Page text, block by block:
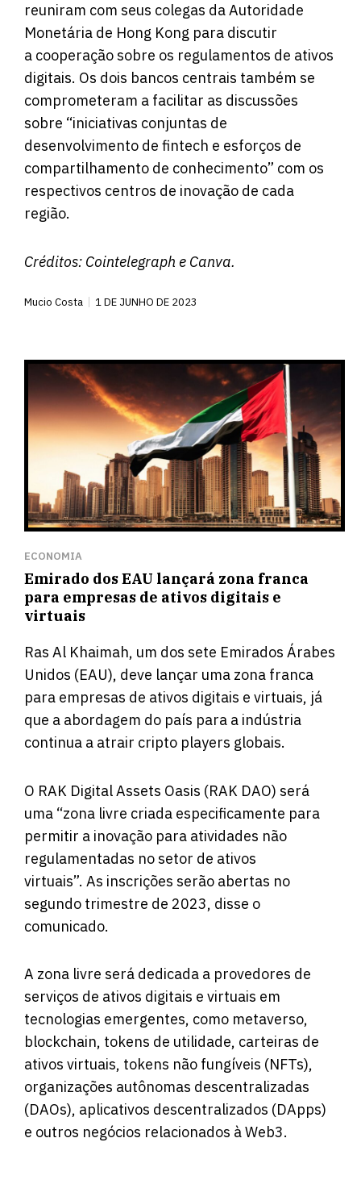
reuniram com seus colegas da Autoridade
Monetária de Hong Kong para discutir
a cooperação sobre os regulamentos de ativos
digitais. Os dois bancos centrais também se
comprometeram a facilitar as discussões
sobre “iniciativas conjuntas de
desenvolvimento de fintech e esforços de
compartilhamento de conhecimento” com os
respectivos centros de inovação de cada
região.
Créditos: Cointelegraph e Canva.
Mucio Costa 1 DE JUNHO DE 2023
ECONOMIA
Emirado dos EAU lançará zona franca
para empresas de ativos digitais e
virtuais
Ras Al Khaimah, um dos sete Emirados Árabes
Unidos (EAU), deve lançar uma zona franca
para empresas de ativos digitais e virtuais, já
que a abordagem do país para a indústria
continua a atrair cripto players globais.
O RAK Digital Assets Oasis (RAK DAO) será
uma “zona livre criada especificamente para
permitir a inovação para atividades não
regulamentadas no setor de ativos
virtuais”. As inscrições serão abertas no
segundo trimestre de 2023, disse o
comunicado.
A zona livre será dedicada a provedores de
serviços de ativos digitais e virtuais em
tecnologias emergentes, como metaverso,
blockchain, tokens de utilidade, carteiras de
ativos virtuais, tokens não fungíveis (NFTs),
organizações autônomas descentralizadas
(DAOs), aplicativos descentralizados (DApps)
e outros negócios relacionados à Web3.